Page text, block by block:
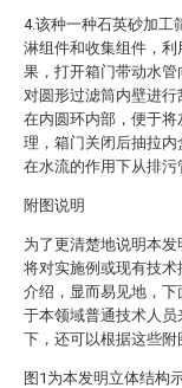
4.该种一种石英砂加工
淋组件和收集组件，
果，打开箱门带动水
对圆形过滤筒内壁进
在内圆环内部，便于
理，箱门关闭后抽拉
在水流的作用下从排污
附图说明
为了更清楚地说明本
将对实施例或现有技
介绍，显而易见地，
于本领域普通技术人
下，还可以根据这些附
图1为本发明立体结构